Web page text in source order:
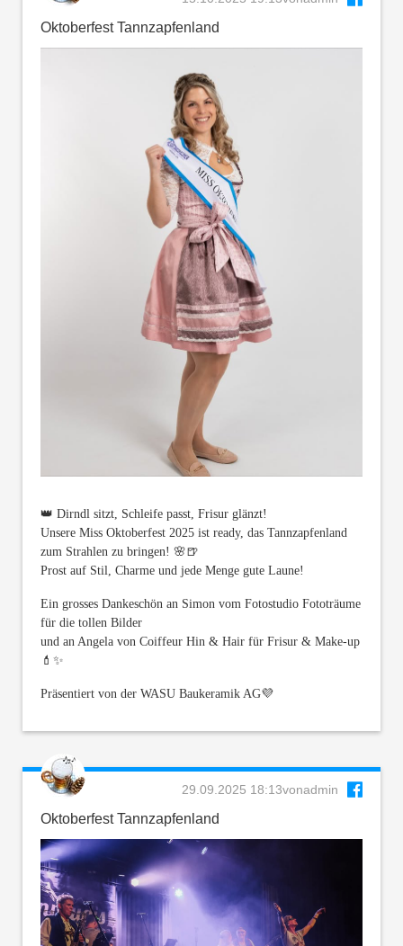
Oktoberfest Tannzapfenland
👑 Dirndl sitzt, Schleife passt, Frisur glänzt!
Unsere Miss Oktoberfest 2025 ist ready, das Tannzapfenland
zum Strahlen zu bringen! 🌸🍺
Prost auf Stil, Charme und jede Menge gute Laune!
Ein grosses Dankeschön an Simon vom Fotostudio Fototräume
für die tollen Bilder
und an Angela von Coiffeur Hin & Hair für Frisur & Make-up
💄✨
Präsentiert von der WASU Baukeramik AG💜
29.09.2025 18:13vonadmin
Oktoberfest Tannzapfenland